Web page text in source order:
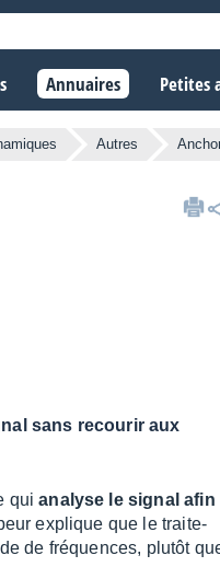
Annuaires Petites
Autres
sans recourir aux
quianalyse le signal afin
explique que le trai­te­
de fréquences, plutôt